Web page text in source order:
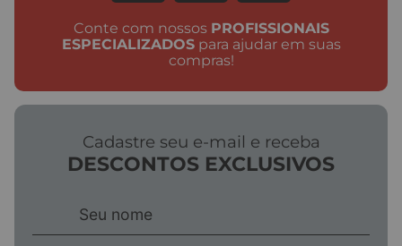
Conte com nossos PROFISSIONAIS
ESPECIALIZADOSpara ajudar em suas
compras!
Cadastre seu e-mail e receba
DESCONTOS EXCLUSIVOS